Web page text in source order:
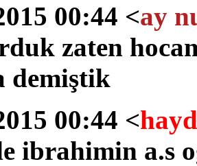
00:44 <ay
zaten
demiştik
00:44 <
ibrahimin a.s